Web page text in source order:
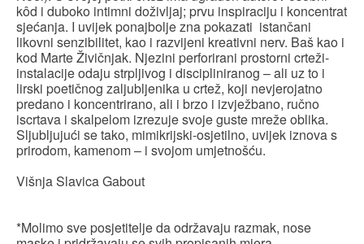
kôd i duboko intimni doživljaj; prvu inspiraciju i koncentrat
sjećanja. I uvijek ponajbolje zna pokazati istančani
likovni senzibilitet, kao i razvijeni kreativni nerv. Baš kao i
kod Marte Živičnjak. Njezini perforirani prostorni crteži-
instalacije odaju strpljivog i discipliniranog – ali uz to i
lirski poetičnog zaljubljenika u crtež, koji nevjerojatno
predano i koncentrirano, ali i brzo i izvježbano, ručno
iscrtava i skalpelom izrezuje svoje guste mreže oblika.
Sljubljujući se tako, mimikrijski-osjetilno, uvijek iznova s
prirodom, kamenom – i svojom umjetnošću.
Višnja Slavica Gabout
*Molimo sve posjetitelje da održavaju razmak, nose